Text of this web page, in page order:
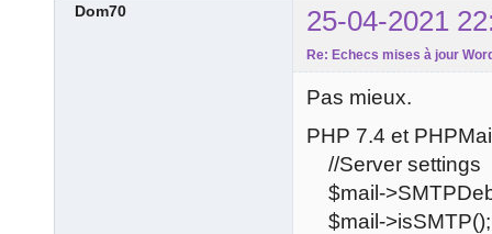
Dom70 25-04-2021
Re: Echecs mises à jour
Pas mieux.
PHP 7.4 et
//Server settings
$mail-
$mail->isSMTP();